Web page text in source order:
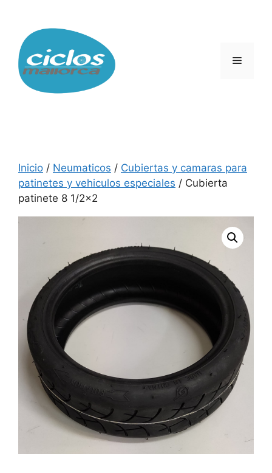
contenido
Menú
Inicio / Neumaticos / Cubiertas y camaras para
patinetes y vehiculos especiales / Cubierta
patinete 8 1/2×2